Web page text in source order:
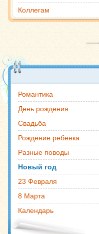
Коллегам
Романтика
День рождения
Свадьба
Рождение ребенка
Разные поводы
Новый год
23 Февраля
8 Марта
Календарь